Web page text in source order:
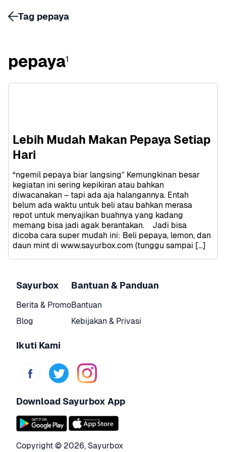
pepaya1
Lebih Mudah Makan Pepaya Setiap
Hari
“ngemil pepaya biar langsing” Kemungkinan besar
kegiatan ini sering kepikiran atau bahkan
diwacanakan – tapi ada aja halangannya. Entah
belum ada waktu untuk beli atau bahkan merasa
repot untuk menyajikan buahnya yang kadang
memang bisa jadi agak berantakan.    Jadi bisa
dicoba cara super mudah ini: Beli pepaya, lemon, dan
daun mint di www.sayurbox.com (tunggu sampai […]
Sayurbox
Berita & Promo
Blog
Bantuan & Panduan
Bantuan
Kebijakan & Privasi
Ikuti Kami
Download Sayurbox App
Copyright © 2026, Sayurbox
Tag pepaya